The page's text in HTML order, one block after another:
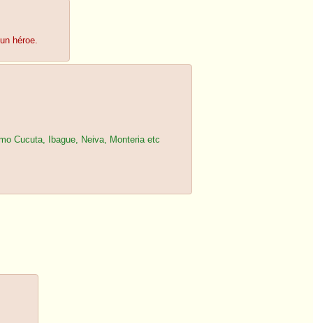
héroe.
Cucuta, Ibague, Neiva, Monteria etc